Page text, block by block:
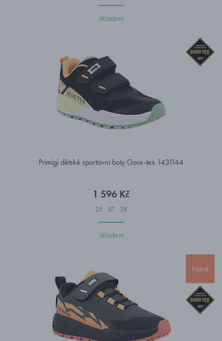
skladem
Primigi dětské sportovní boty Gore-tex 1431144
1 596 Kč
25 27 28
skladem
Nové